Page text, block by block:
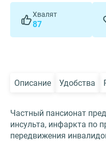
Хвалят
87
Описание Удобства
Частный пансионат
инсульта, инфаркта по
передвижения